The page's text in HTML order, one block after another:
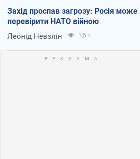
Захід проспав загрозу: Росія може
перевірити НАТО війною
Леонід Невзлін 1,5 т.